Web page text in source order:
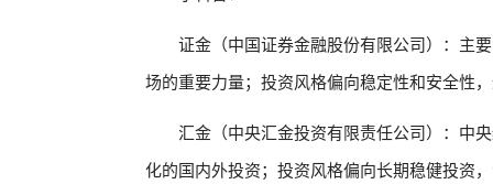
证金（中国证券金融股份有限公司）：主
场的重要力量；投资风格偏向稳定性和安全性
汇金（中央汇金投资有限责任公司）：中
化的国内外投资；投资风格偏向长期稳健投资